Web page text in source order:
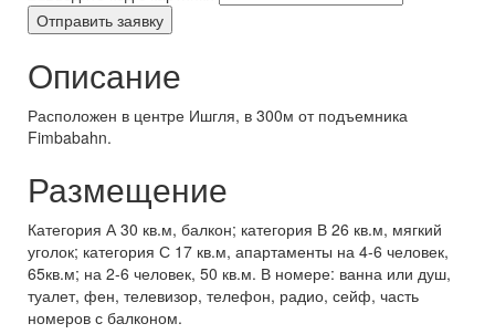
Описание
Расположен в центре Ишгля, в 300м от подъемника
Fimbabahn.
Размещение
Категория А 30 кв.м, балкон; категория В 26 кв.м, мягкий
уголок; категория С 17 кв.м, апартаменты на 4-6 человек,
65кв.м; на 2-6 человек, 50 кв.м. В номере: ванна или душ,
туалет, фен, телевизор, телефон, радио, сейф, часть
номеров с балконом.